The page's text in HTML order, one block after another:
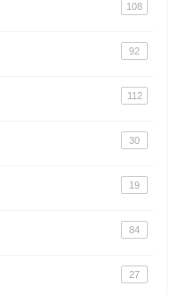
108
92
112
30
19
84
27